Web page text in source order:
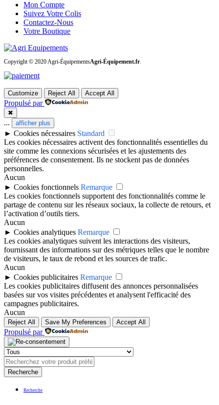
Mon Compte
Suivez Votre Colis
Contactez-Nous
Votre Boutique
Copyright © 2020 Agri-ÉquipementsAgri-Équipement.fr.
Customize Reject All Accept All
Propulsé par
✖
... afficher plus
► Cookies nécessaires Standard
Les cookies nécessaires activent des fonctionnalités essentielles du
site comme les connexions sécurisées et les ajustements des
préférences de consentement. Ils ne stockent pas de données
personnelles.
Aucun
► Cookies fonctionnels Remarque
Les cookies fonctionnels supportent des fonctionnalités comme le
partage de contenu sur les réseaux sociaux, la collecte de retours, et
l’activation d’outils tiers.
Aucun
► Cookies analytiques Remarque
Les cookies analytiques suivent les interactions des visiteurs,
fournissant des informations sur des métriques telles que le nombre
de visiteurs, le taux de rebond et les sources de trafic.
Aucun
► Cookies publicitaires Remarque
Les cookies publicitaires diffusent des annonces personnalisées
basées sur vos visites précédentes et analysent l'efficacité des
campagnes publicitaires.
Aucun
Reject All Save My Preferences Accept All
Propulsé par
Recherche
Recherche